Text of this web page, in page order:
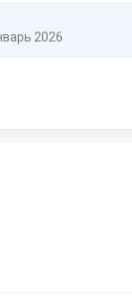
2026